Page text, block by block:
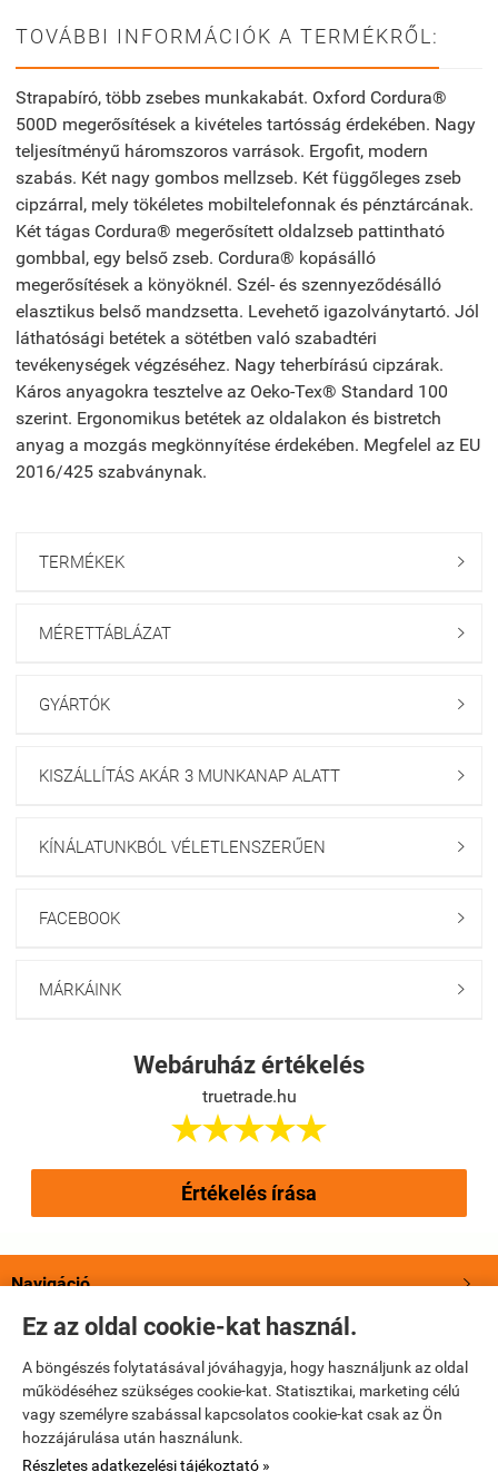
Ez az oldal cookie-kat használ.
A böngészés folytatásával jóváhagyja, hogy használjunk az oldal
működéséhez szükséges cookie-kat. Statisztikai, marketing célú
vagy személyre szabással kapcsolatos cookie-kat csak az Ön
hozzájárulása után használunk.
Részletes adatkezelési tájékoztató »
TOVÁBBI INFORMÁCIÓK A TERMÉKRŐL:
Strapabíró, több zsebes munkakabát. Oxford Cordura®
500D megerősítések a kivételes tartósság érdekében. Nagy
teljesítményű háromszoros varrások. Ergofit, modern
szabás. Két nagy gombos mellzseb. Két függőleges zseb
cipzárral, mely tökéletes mobiltelefonnak és pénztárcának.
Két tágas Cordura® megerősített oldalzseb pattintható
gombbal, egy belső zseb. Cordura® kopásálló
megerősítések a könyöknél. Szél- és szennyeződésálló
elasztikus belső mandzsetta. Levehető igazolványtartó. Jól
láthatósági betétek a sötétben való szabadtéri
tevékenységek végzéséhez. Nagy teherbírású cipzárak.
Káros anyagokra tesztelve az Oeko-Tex® Standard 100
szerint. Ergonomikus betétek az oldalakon és bistretch
anyag a mozgás megkönnyítése érdekében. Megfelel az EU
2016/425 szabványnak.
TERMÉKEK 
MÉRETTÁBLÁZAT 
GYÁRTÓK 
KISZÁLLÍTÁS AKÁR 3 MUNKANAP ALATT 
KÍNÁLATUNKBÓL VÉLETLENSZERŰEN 
FACEBOOK 
MÁRKÁINK 
Webáruház értékelés
truetrade.hu

Értékelés írása
Navigáció 
Saját fiók
Bemutatkozás
Elérhetőségek